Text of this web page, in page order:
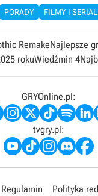
PORADY FILMY I
RemakeNajlepsze
rokuWiedźmin 4
GRYOnline.pl:
tvgry.pl:
Regulamin Polityka